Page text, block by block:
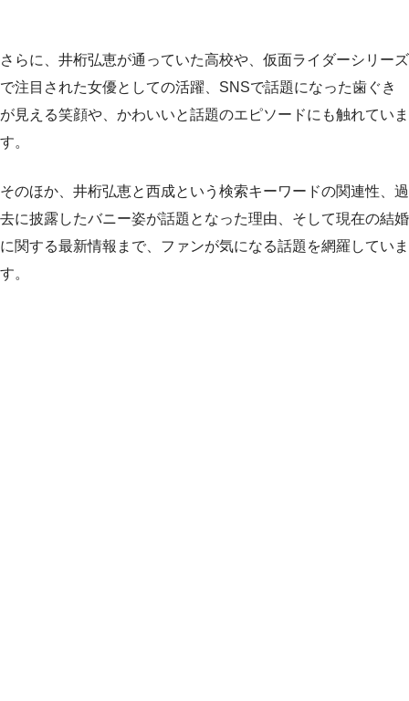
さらに、井桁弘恵が通っていた高校や、仮面ライダーシリーズ
で注目された女優としての活躍、SNSで話題になった歯ぐき
が見える笑顔や、かわいいと話題のエピソードにも触れていま
す。
そのほか、井桁弘恵と西成という検索キーワードの関連性、過
去に披露したバニー姿が話題となった理由、そして現在の結婚
に関する最新情報まで、ファンが気になる話題を網羅していま
す。